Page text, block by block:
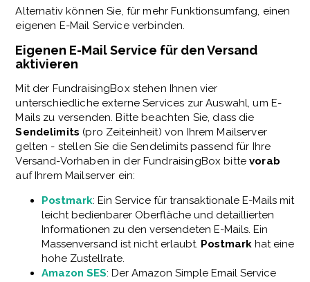
Alternativ können Sie, für mehr Funktionsumfang, einen
eigenen E-Mail Service verbinden.
Eigenen E-Mail Service für den Versand
aktivieren
Mit der FundraisingBox stehen Ihnen vier
unterschiedliche externe Services zur Auswahl, um E-
Mails zu versenden. Bitte beachten Sie, dass die
Sendelimits (pro Zeiteinheit) von Ihrem Mailserver
gelten - stellen Sie die Sendelimits passend für Ihre
Versand-Vorhaben in der FundraisingBox bittevorab
auf Ihrem Mailserver ein:
Postmark: Ein Service für transaktionale E-Mails mit
leicht bedienbarer Oberfläche und detaillierten
Informationen zu den versendeten E-Mails. Ein
Massenversand ist nicht erlaubt. Postmark hat eine
hohe Zustellrate.
Amazon SES: Der Amazon Simple Email Service